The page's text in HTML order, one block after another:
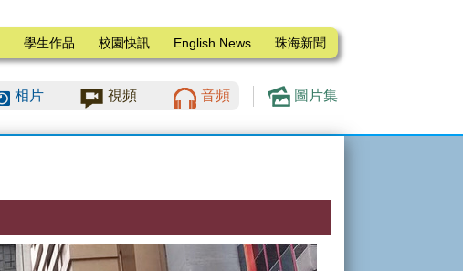
學生作品 校園快訊 English News 珠海新聞
圖片集
相片 視頻 音頻